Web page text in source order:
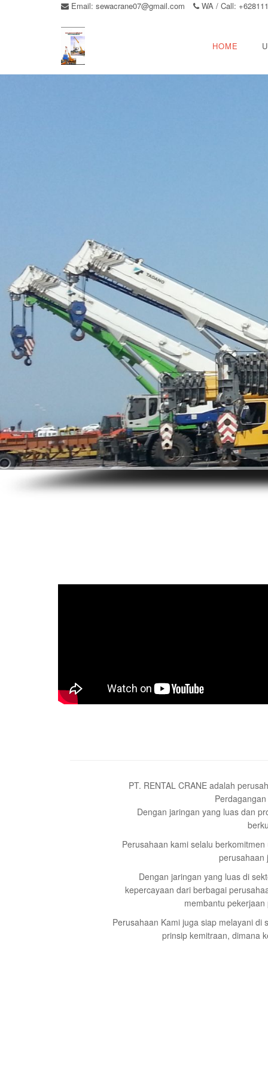
Email: sewacrane07@gmail.com WA / Call:
HOME
PT. RENTAL CRANE adalah
Dengan jaringan yang luas dan
Perusahaan kami selalu
perusahaan
Dengan jaringan yang luas di
kepercayaan dari berbagai
membantu
Perusahaan Kami juga siap melayani
prinsip kemitraan, dimana